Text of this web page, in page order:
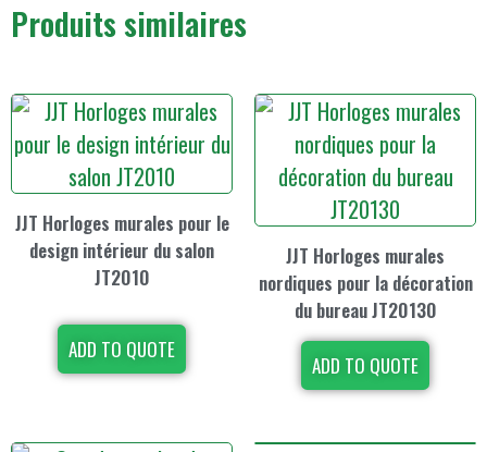
Produits similaires
JJT Horloges murales pour le
design intérieur du salon
JT2010
ADD TO QUOTE
JJT Horloges murales
nordiques pour la décoration
du bureau JT20130
ADD TO QUOTE